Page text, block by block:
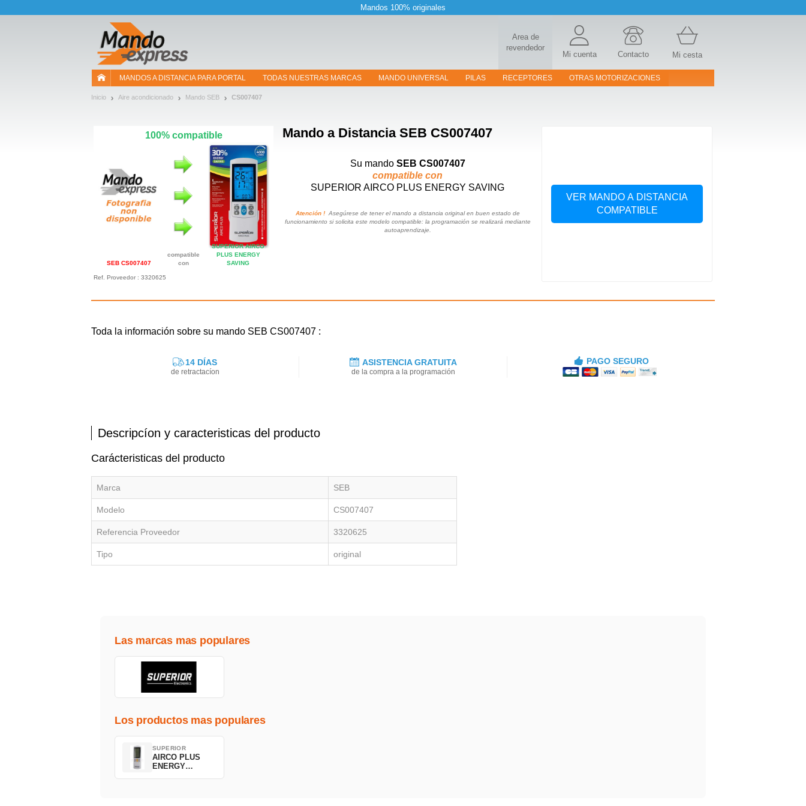
Mandos 100% originales
Area de
revendedor
Mi cuenta Contacto Mi cesta
MANDOS A DISTANCIA PARA PORTAL TODAS NUESTRAS MARCAS MANDO UNIVERSAL PILAS RECEPTORES OTRAS MOTORIZACIONES
Inicio Aire acondicionado Mando SEB CS007407
Mando a DistanciaSEB CS007407
100% compatible
SEB CS007407
compatible
con
SUPERIOR AIRCO
PLUS ENERGY
SAVING
Su mando SEB CS007407
compatible con
SUPERIOR AIRCO PLUS ENERGY SAVING
Atención !Asegúrese de tener el mando a distancia original en buen estado de
funcionamiento si solicita este modelo compatible: la programación se realizará mediante
autoaprendizaje.
VER MANDO A DISTANCIA
COMPATIBLE
Ref. Proveedor : 3320625
Toda la información sobre su mando SEB CS007407 :
14 DÍAS
de retractacíon
ASISTENCIA GRATUITA
de la compra a la programación
PAGO SEGURO
Descripcíon y caracteristicas del producto
Carácteristicas del producto
Marca SEB
Modelo CS007407
Referencia Proveedor 3320625
Tipo original
Las marcas mas populares
Los productos mas populares
SUPERIOR
AIRCO PLUS
ENERGY